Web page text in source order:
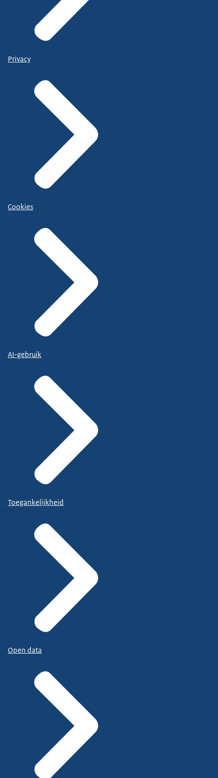
Privacy
Cookies
AI-gebruik
Toegankelijkheid
Open data